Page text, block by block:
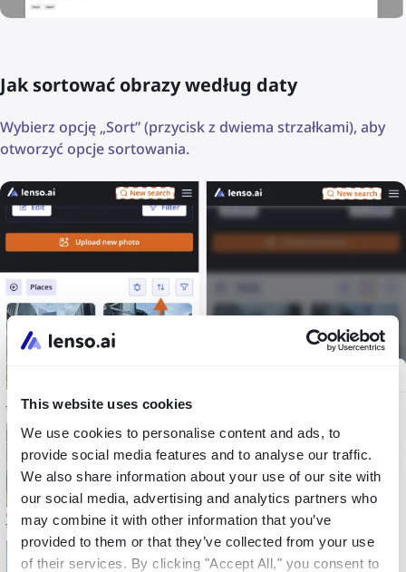
This website uses cookies
We use cookies to personalise content and ads, to
provide social media features and to analyse our traffic.
We also share information about your use of our site with
our social media, advertising and analytics partners who
may combine it with other information that you’ve
provided to them or that they’ve collected from your use
of their services. By clicking "Accept All," you consent to
Jak sortować obrazy według daty
Wybierz opcję „Sort” (przycisk z dwiema strzałkami), aby
otworzyć opcje sortowania.